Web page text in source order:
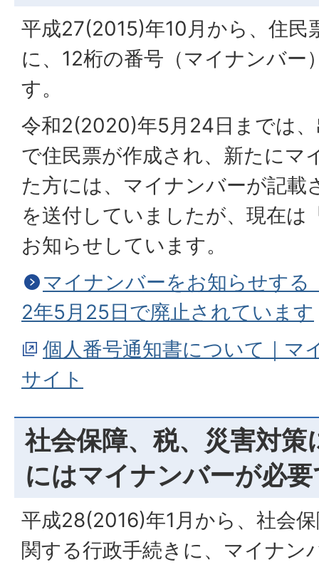
平成27(2015)年10月から、住民
に、12桁の番号（マイナンバー
す。
令和2(2020)年5月24日までは
で住民票が作成され、新たにマ
た方には、マイナンバーが記載
を送付していましたが、現在は
お知らせしています。
マイナンバーをお知らせする
2年5月25日で廃止されています
個人番号通知書について｜マ
サイト
社会保障、税、災害対策
にはマイナンバーが必
平成28(2016)年1月から、社会
関する行政手続きに、マイナン